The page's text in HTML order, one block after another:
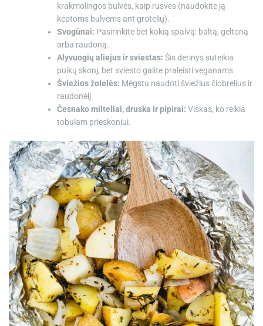
krakmolingos bulvės, kaip rusvės (naudokite ją
keptoms bulvėms ant grotelių).
Svogūnai: Pasirinkite bet kokią spalvą: baltą, geltoną
arba raudoną.
Alyvuogių aliejus ir sviestas: Šis derinys suteikia
puikų skonį, bet sviesto galite praleisti veganams
Šviežios žolelės: Mėgstu naudoti šviežius čiobrelius ir
raudonėlį.
Česnako milteliai, druska ir pipirai: Viskas, ko reikia
tobulam prieskoniui.